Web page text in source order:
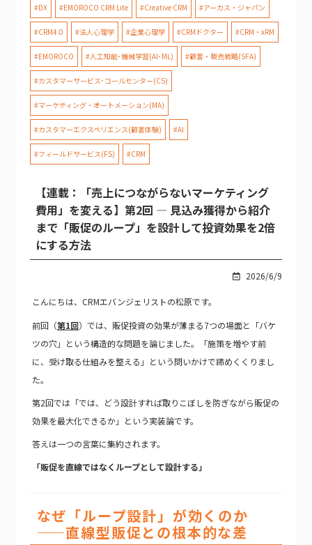
#DX #EMOROCO CRM Lite #Creative CRM #アーカス・ジャパン
#CRM4.0 #法人心理学 #企業心理学 #CRMドクター #CRM・xRM
#EMOROCO #人工知能･機械学習(AI･ML) #顧客・販売戦略(SFA)
#カスタマーサービス･コールセンター(CS)
#マーケティング・オートメーション(MA)
#カスタマーエクスペリエンス(顧客体験) #AI
#フィールドサービス(FS) #CRM
【連載：「売上につながらないマーケティング
費用」を変える】第2回 — 見込み獲得から紹介
まで「販促のループ」を設計して投資効果を2倍
にする方法
2026/6/9
こんにちは、CRMエバンジェリストの松原です。
前回（第1回）では、販促投資の効果が薄まる7つの場面と「バケ
ツの穴」という構造的な問題を論じました。「施策を増やす前
に、受け取る仕組みを整える」という問いかけで締めくくりまし
た。
第2回では「では、どう設計すれば取りこぼしを防ぎながら販促の
効果を最大化できるか」という実装論です。
答えは一つの言葉に集約されます。
「販促を直線ではなくループとして設計する」
なぜ「ループ設計」が効くのか
——直線型販促との根本的な差